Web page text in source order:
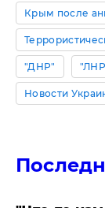
Крым после
"ДНР"
Новости